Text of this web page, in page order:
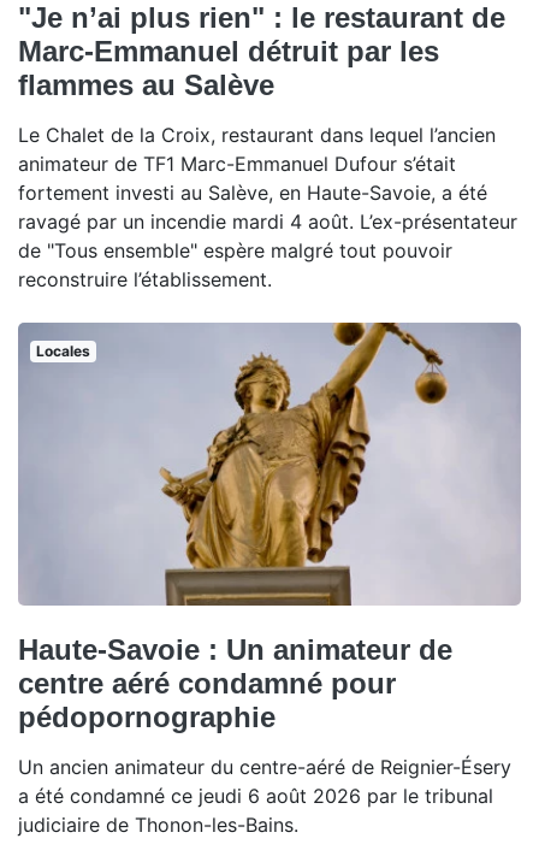
"Je n’ai plus rien" : le restaurant de
Marc-Emmanuel détruit par les
flammes au Salève
Le Chalet de la Croix, restaurant dans lequel l’ancien
animateur de TF1 Marc-Emmanuel Dufour s’était
fortement investi au Salève, en Haute-Savoie, a été
ravagé par un incendie mardi 4 août. L’ex-présentateur
de "Tous ensemble" espère malgré tout pouvoir
reconstruire l’établissement.
Locales
Haute-Savoie : Un animateur de
centre aéré condamné pour
pédopornographie
Un ancien animateur du centre-aéré de Reignier-Ésery
a été condamné ce jeudi 6 août 2026 par le tribunal
judiciaire de Thonon-les-Bains.